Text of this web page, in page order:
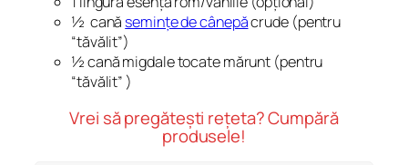
½ cană semințe de cânepăcrude (pentru
“tăvălit”)
½ cană migdale tocate mărunt (pentru
“tăvălit” )
Vrei să pregătești rețeta? Cumpără
produsele!